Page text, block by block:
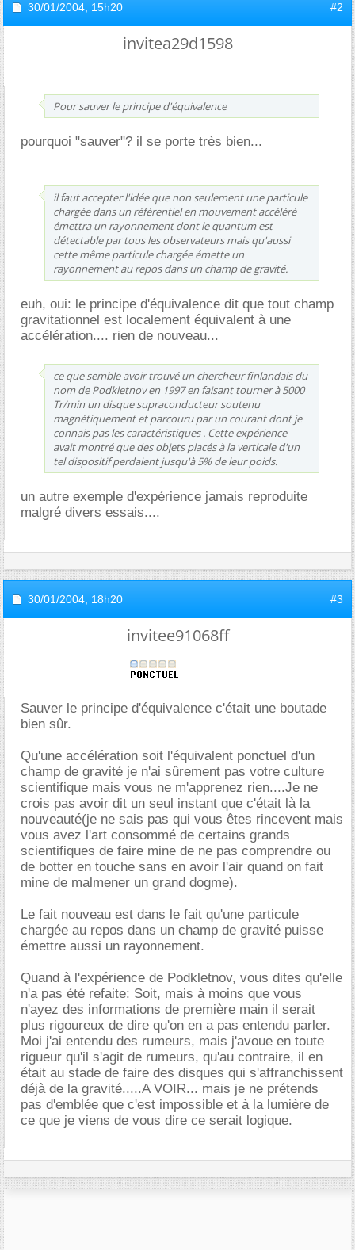
30/01/2004, 15h20 #2
invitea29d1598
Pour sauver le principe d'équivalence
pourquoi "sauver"? il se porte très bien...
il faut accepter l'idée que non seulement une particule
chargée dans un référentiel en mouvement accéléré
émettra un rayonnement dont le quantum est
détectable par tous les observateurs mais qu'aussi
cette même particule chargée émette un
rayonnement au repos dans un champ de gravité.
euh, oui: le principe d'équivalence dit que tout champ
gravitationnel est localement équivalent à une
accélération.... rien de nouveau...
ce que semble avoir trouvé un chercheur finlandais du
nom de Podkletnov en 1997 en faisant tourner à 5000
Tr/min un disque supraconducteur soutenu
magnétiquement et parcouru par un courant dont je
connais pas les caractéristiques . Cette expérience
avait montré que des objets placés à la verticale d'un
tel dispositif perdaient jusqu'à 5% de leur poids.
un autre exemple d'expérience jamais reproduite
malgré divers essais....
30/01/2004, 18h20 #3
invitee91068ff
Sauver le principe d'équivalence c'était une boutade
bien sûr.
Qu'une accélération soit l'équivalent ponctuel d'un
champ de gravité je n'ai sûrement pas votre culture
scientifique mais vous ne m'apprenez rien....Je ne
crois pas avoir dit un seul instant que c'était là la
nouveauté(je ne sais pas qui vous êtes rincevent mais
vous avez l'art consommé de certains grands
scientifiques de faire mine de ne pas comprendre ou
de botter en touche sans en avoir l'air quand on fait
mine de malmener un grand dogme).
Le fait nouveau est dans le fait qu'une particule
chargée au repos dans un champ de gravité puisse
émettre aussi un rayonnement.
Quand à l'expérience de Podkletnov, vous dites qu'elle
n'a pas été refaite: Soit, mais à moins que vous
n'ayez des informations de première main il serait
plus rigoureux de dire qu'on en a pas entendu parler.
Moi j'ai entendu des rumeurs, mais j'avoue en toute
rigueur qu'il s'agit de rumeurs, qu'au contraire, il en
était au stade de faire des disques qui s'affranchissent
déjà de la gravité.....A VOIR... mais je ne prétends
pas d'emblée que c'est impossible et à la lumière de
ce que je viens de vous dire ce serait logique.